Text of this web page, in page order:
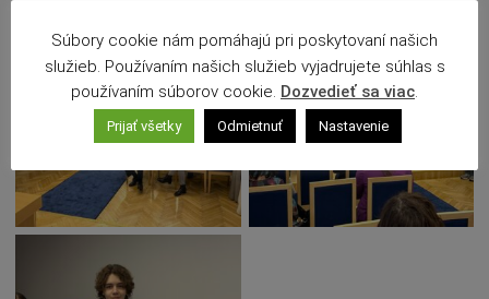
Súbory cookie nám pomáhajú pri poskytovaní našich
služieb. Používaním našich služieb vyjadrujete súhlas s
používaním súborov cookie. Dozvedieť sa viac
Prijať všetky Odmietnuť Nastavenie